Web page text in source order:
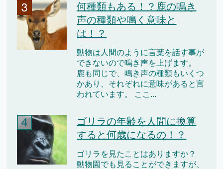
何種類もある！？鹿の鳴き
声の種類や鳴く意味と
は！？
動物は人間のように言葉を話す事が
できないので鳴き声を上げます。
鹿も同じで、鳴き声の種類もいくつ
かあり、それぞれに意味があると言
われています。 ここ...
ゴリラの年齢を人間に換算
すると何歳になるの！？
ゴリラを見たことはありますか？
動物園でも見ることができますが、